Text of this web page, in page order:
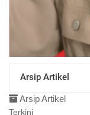
Arsip Artikel
Arsip Artikel
Terkini